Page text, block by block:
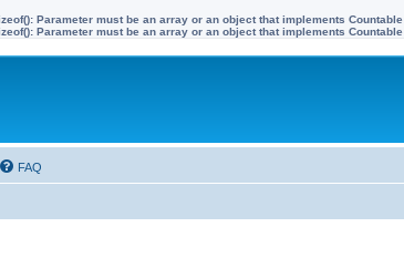
Parameter must be an array or an object that implements Countable
Parameter must be an array or an object that implements Countable
FAQ